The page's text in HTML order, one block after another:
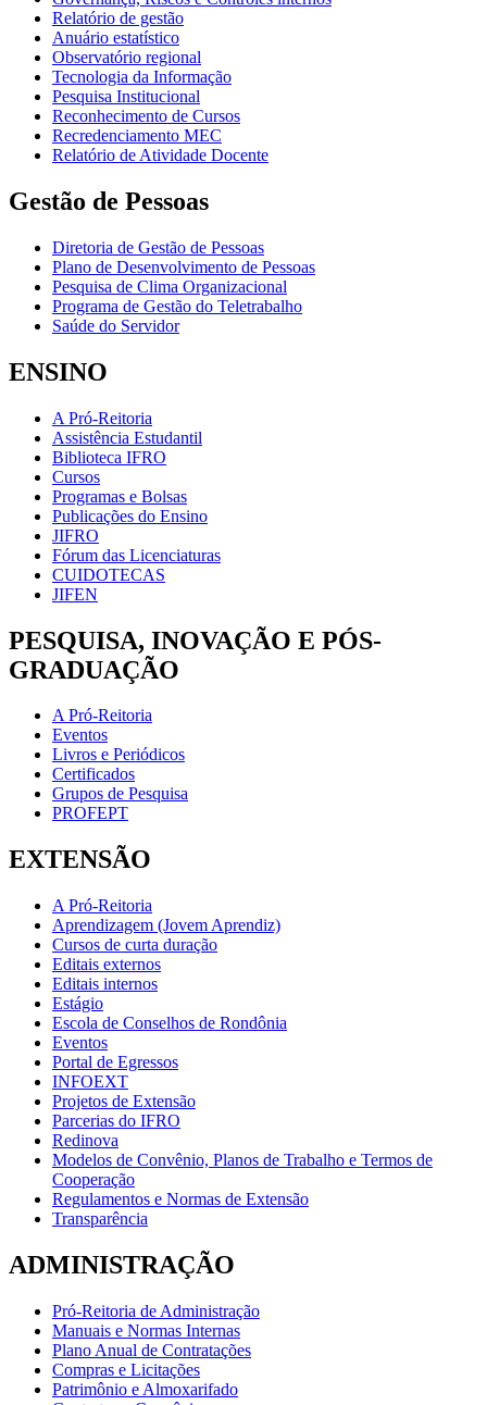
Relatório de gestão
Anuário estatístico
Observatório regional
Tecnologia da Informação
Pesquisa Institucional
Reconhecimento de Cursos
Recredenciamento MEC
Relatório de Atividade Docente
Gestão de Pessoas
Diretoria de Gestão de Pessoas
Plano de Desenvolvimento de Pessoas
Pesquisa de Clima Organizacional
Programa de Gestão do Teletrabalho
Saúde do Servidor
ENSINO
A Pró-Reitoria
Assistência Estudantil
Biblioteca IFRO
Cursos
Programas e Bolsas
Publicações do Ensino
JIFRO
Fórum das Licenciaturas
CUIDOTECAS
JIFEN
PESQUISA, INOVAÇÃO E PÓS-
GRADUAÇÃO
A Pró-Reitoria
Eventos
Livros e Periódicos
Certificados
Grupos de Pesquisa
PROFEPT
EXTENSÃO
A Pró-Reitoria
Aprendizagem (Jovem Aprendiz)
Cursos de curta duração
Editais externos
Editais internos
Estágio
Escola de Conselhos de Rondônia
Eventos
Portal de Egressos
INFOEXT
Projetos de Extensão
Parcerias do IFRO
Redinova
Modelos de Convênio, Planos de Trabalho e Termos de
Cooperação
Regulamentos e Normas de Extensão
Transparência
ADMINISTRAÇÃO
Pró-Reitoria de Administração
Manuais e Normas Internas
Plano Anual de Contratações
Compras e Licitações
Patrimônio e Almoxarifado